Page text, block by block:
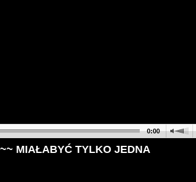
0:00
MIAŁABYĆ TYLKO JEDNA